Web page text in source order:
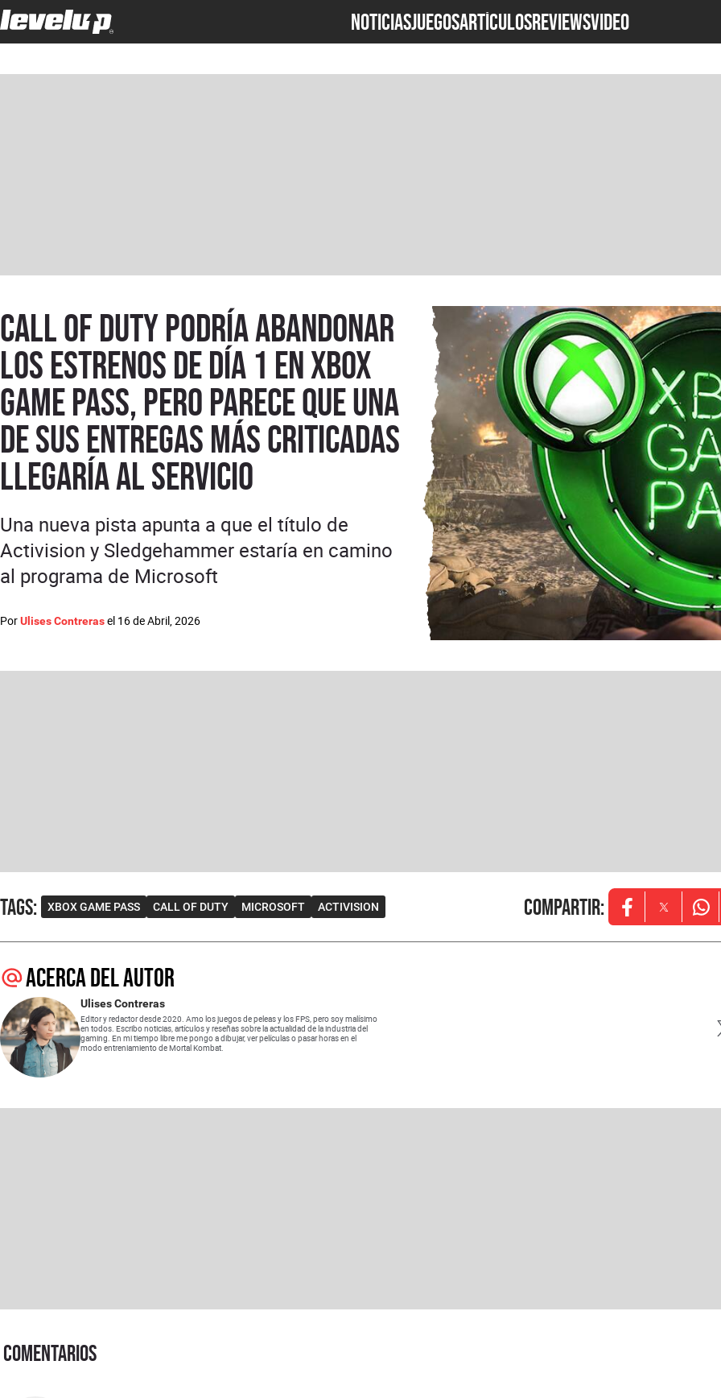
NOTICIASJUEGOSARTÍCULOSREVIEWSVideo
Call of Duty podría abandonar
los estrenos de día 1 en Xbox
Game Pass, pero parece que una
de sus entregas más criticadas
llegaría al servicio
PorUlises Contrerasel 16 de Abril, 2026
Una nueva pista apunta a que el título de
Activision y Sledgehammer estaría en camino
al programa de Microsoft
Tags: XBOX GAME PASS CALL OF DUTY MICROSOFT ACTIVISION Compartir: Opens in new
Opens in
Acerca del autor
Ulises Contreras
Editor y redactor desde 2020. Amo los juegos de peleas y los FPS, pero soy malísimo
en todos. Escribo noticias, artículos y reseñas sobre la actualidad de la industria del
gaming. En mi tiempo libre me pongo a dibujar, ver películas o pasar horas en el
modo entreniamiento de Mortal Kombat.
Comentarios